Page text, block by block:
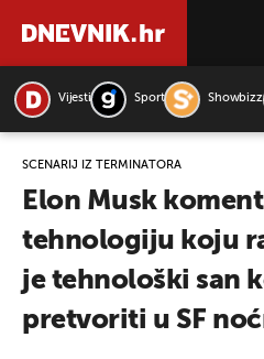
Vijesti Sport Showbizz
SCENARIJ IZ TERMINATORA
Elon Musk
tehnologiju koju
je tehnološki san
pretvoriti u SF
PRETRAŽITE VIJESTI